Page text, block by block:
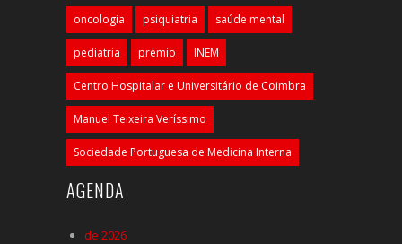
oncologia psiquiatria saúde mental
pediatria prémio INEM
Centro Hospitalar e Universitário de Coimbra
Manuel Teixeira Veríssimo
Sociedade Portuguesa de Medicina Interna
AGENDA
de 2026